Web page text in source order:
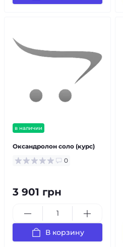
в наличии
Оксандролон соло (курс)
0
3 901 грн
В корзину